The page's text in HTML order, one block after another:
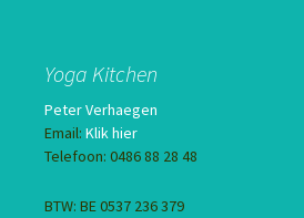
Yoga Kitchen
Peter Verhaegen
Email: Klik hier
Telefoon: 0486 88 28 48
BTW: BE 0537 236 379